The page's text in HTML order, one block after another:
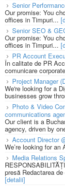
Senior
Our promise: You
offices in Timpuri...
Senior SEO &
Our promise: You
offices in Timpuri...
PR Account
În calitate de PR
comunicare
Project Manager
We're looking for a
businesses grow
Photo & Video
communications
Our client is a
agency, driven by
Account Director
We’re looking for an
Media Relations
presă Redactarea
[detalii]